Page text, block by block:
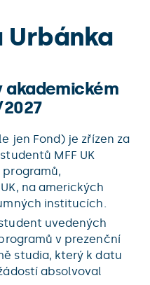
Urbánka
jen Fond) je zřízen za
MFF UK
na amerických
institucích.
uvedených
v prezenční
studia, který k datu
absolvoval